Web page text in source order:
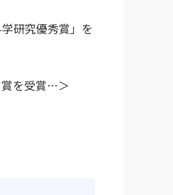
研究優秀賞」を
を受賞